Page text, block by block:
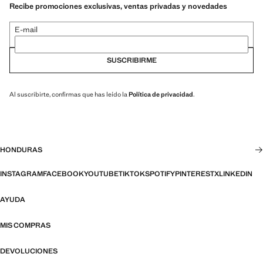
Recibe promociones exclusivas, ventas privadas y novedades
E-mail
SUSCRIBIRME
Al suscribirte, confirmas que has leído la Política de privacidad.
HONDURAS
INSTAGRAMFACEBOOKYOUTUBETIKTOKSPOTIFYPINTERESTXLINKEDIN
AYUDA
MIS COMPRAS
DEVOLUCIONES